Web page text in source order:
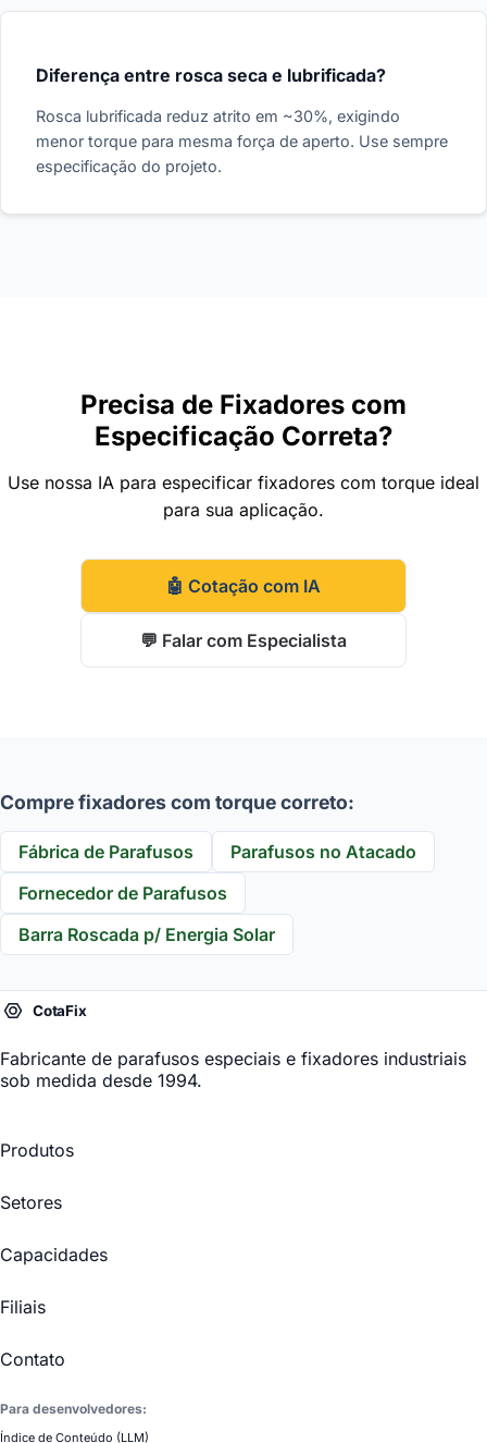
Diferença entre rosca seca e lubrificada?
Rosca lubrificada reduz atrito em ~30%, exigindo
menor torque para mesma força de aperto. Use sempre
especificação do projeto.
Precisa de Fixadores com
Especificação Correta?
Use nossa IA para especificar fixadores com torque ideal
para sua aplicação.
🤖 Cotação com IA
💬 Falar com Especialista
Compre fixadores com torque correto:
Fábrica de Parafusos
Parafusos no Atacado
Fornecedor de Parafusos
Barra Roscada p/ Energia Solar
Fabricante de parafusos especiais e fixadores industriais
sob medida desde 1994.
Produtos
Setores
Capacidades
Filiais
Contato
Para desenvolvedores:
Índice de Conteúdo (LLM)